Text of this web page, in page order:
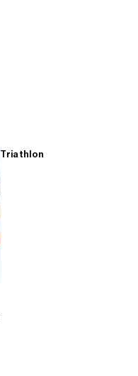
Triathlon